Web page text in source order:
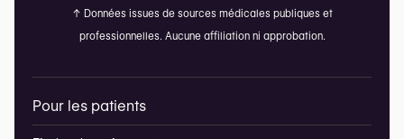
↑ Données issues de sources médicales publiques et
professionnelles. Aucune affiliation ni approbation.
Pour les patients